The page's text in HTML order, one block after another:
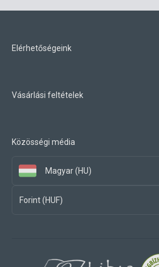
Elérhetőségeink
Vásárlási feltételek
Közösségi média
Magyar (HU)
Forint (HUF)